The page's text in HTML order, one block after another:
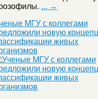
... →
МГУ с коллегами
новую
живых